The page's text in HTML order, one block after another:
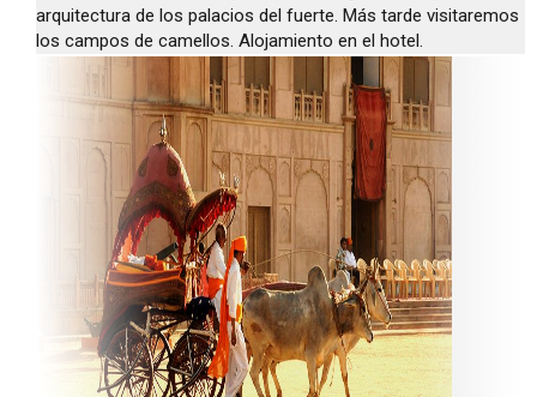
arquitectura de los palacios del fuerte. Más tarde visitaremos
los campos de camellos. Alojamiento en el hotel.